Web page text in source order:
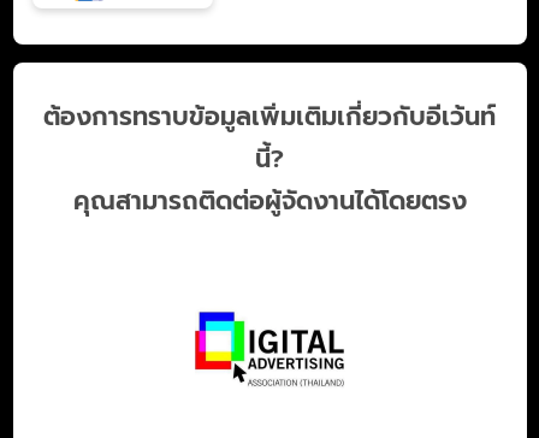
ต้องการทราบข้อมูลเพิ่มเติมเกี่ยวกับอีเว้นท์
นี้?
คุณสามารถติดต่อผู้จัดงานได้โดยตรง